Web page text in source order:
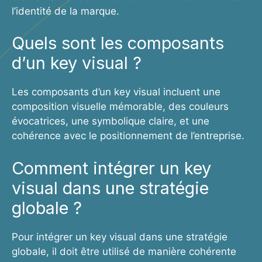
l’identité de la marque.
Quels sont les composants
d’un key visual ?
Les composants d’un key visual incluent une
composition visuelle mémorable, des couleurs
évocatrices, une symbolique claire, et une
cohérence avec le positionnement de l’entreprise.
Comment intégrer un key
visual dans une stratégie
globale ?
Pour intégrer un key visual dans une stratégie
globale, il doit être utilisé de manière cohérente